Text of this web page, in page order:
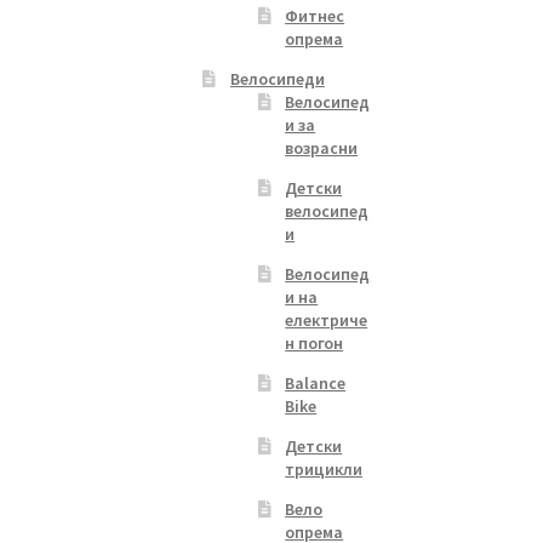
Фитнес
опрема
Велосипеди
Велосипед
и за
возрасни
Детски
велосипед
и
Велосипед
и на
електриче
н погон
Balance
Bike
Детски
трицикли
Вело
опрема